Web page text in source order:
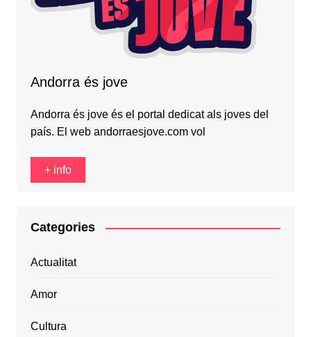
Andorra és jove
Andorra és jove és el portal dedicat als joves del
país. El web andorraesjove.com vol
+ info
Categories
Actualitat
Amor
Cultura